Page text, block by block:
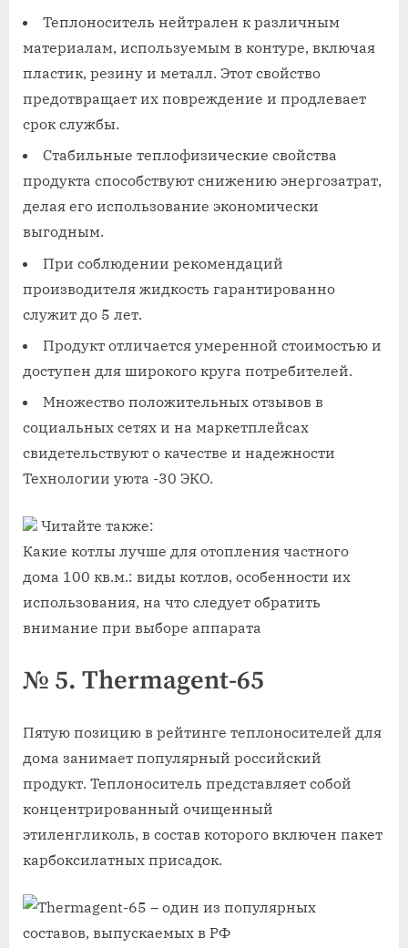
Теплоноситель нейтрален к различным
материалам, используемым в контуре, включая
пластик, резину и металл. Этот свойство
предотвращает их повреждение и продлевает
срок службы.
Стабильные теплофизические свойства
продукта способствуют снижению энергозатрат,
делая его использование экономически
выгодным.
При соблюдении рекомендаций
производителя жидкость гарантированно
служит до 5 лет.
Продукт отличается умеренной стоимостью и
доступен для широкого круга потребителей.
Множество положительных отзывов в
социальных сетях и на маркетплейсах
свидетельствуют о качестве и надежности
Технологии уюта -30 ЭКО.
Читайте также:
Какие котлы лучше для отопления частного
дома 100 кв.м.: виды котлов, особенности их
использования, на что следует обратить
внимание при выборе аппарата
№ 5. Thermagent-65
Пятую позицию в рейтинге теплоносителей для
дома занимает популярный российский
продукт. Теплоноситель представляет собой
концентрированный очищенный
этиленгликоль, в состав которого включен пакет
карбоксилатных присадок.